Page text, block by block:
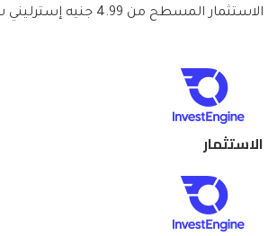
الاستثمار المسطح من 4.99 جنيه إسترليني شهريًا
الاستثمار